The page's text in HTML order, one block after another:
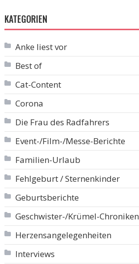
KATEGORIEN
Anke liest vor
Best of
Cat-Content
Corona
Die Frau des Radfahrers
Event-/Film-/Messe-Berichte
Familien-Urlaub
Fehlgeburt / Sternenkinder
Geburtsberichte
Geschwister-/Krümel-Chroniken
Herzensangelegenheiten
Interviews